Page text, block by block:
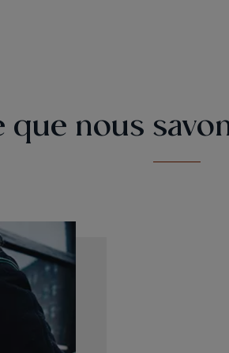
que nous